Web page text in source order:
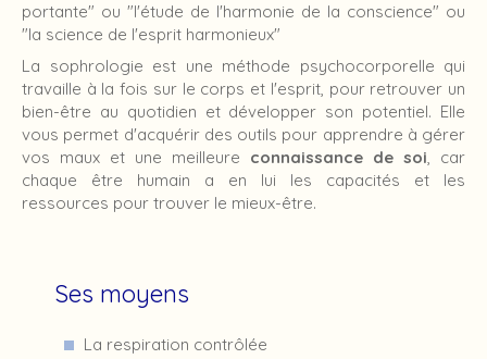
portante" ou "l'étude de l'harmonie de la conscience" ou
"la science de l'esprit harmonieux"
La sophrologie est une méthode psychocorporelle qui
travaille à la fois sur le corps et l'esprit, pour retrouver un
bien-être au quotidien et développer son potentiel. Elle
vous permet d'acquérir des outils pour apprendre à gérer
vos maux et une meilleure connaissance de soi, car
chaque être humain a en lui les capacités et les
ressources pour trouver le mieux-être.
Ses moyens
La respiration contrôlée